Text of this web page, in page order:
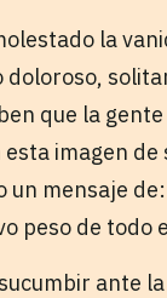
la
doloroso,
que la
imagen
un mensaje
peso de todo
ante